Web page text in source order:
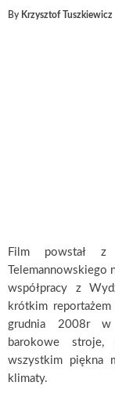
By Krzysztof Tuszkiewicz
Film powstał z
współpracy z
krótkim
grudnia 2008r w
barokowe stroje,
wszystkim piękna
klimaty.